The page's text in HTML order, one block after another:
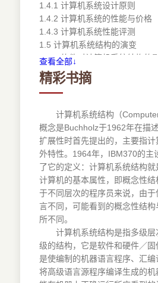
1.4.1 计算机系统设计原则
1.4.2 计算机系统的性能与价格
1.4.3 计算机系统性能评测
1.5 计算机系统结构的演变
1.5.1 软件对计算机系统结构的
1.5.2 应用需求对计算机系统结
1.5.3 器件对计算机系统结构的影
1.6 习题
第2章 计算机系统结构
2.1 中央处理器
2.1.1 CPU的组成
2.1.2 数据表示
2.1.3 指令格式优化
2.1.4 寻址方式
2.2 总线结构
2.2.1 总线的分类
2.2.2 总线结构的特点
2.2.3 总线通信方式
2.2.4 总线仲裁
2.2.5 总线标准
查看全部↓
精彩书摘
计算机系统结构（
概念是Buchholz于1962年在描
扩展性时首先提出的，主要指
外特性。1964年，IBM370的主
了它的定义：计算机系统结构
计算机的基本属性，即概念性
于不同层次的程序员来说，由
言不同，可能看到的概念性结
所不同。
计算机系统结构是指多级层
级的结构，它是软件和硬件／固
是使编制的机器语言程序、汇
将高级语言源程序编译生成的机